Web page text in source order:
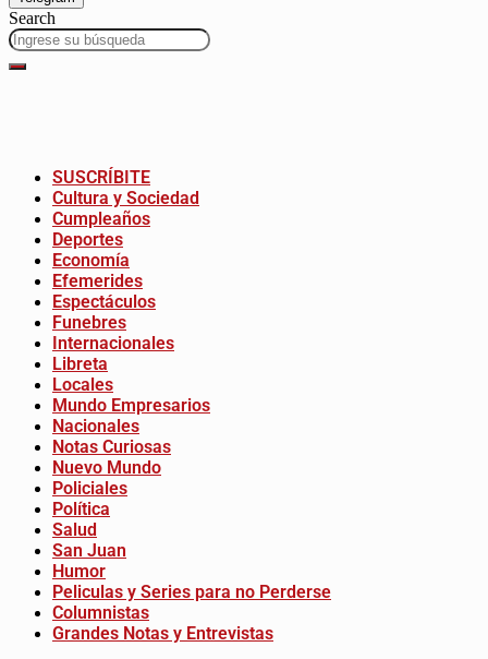
Search
SUSCRÍBITE
Cultura y Sociedad
Cumpleaños
Deportes
Economía
Efemerides
Espectáculos
Funebres
Internacionales
Libreta
Locales
Mundo Empresarios
Nacionales
Notas Curiosas
Nuevo Mundo
Policiales
Política
Salud
San Juan
Humor
Peliculas y Series para no Perderse
Columnistas
Grandes Notas y Entrevistas